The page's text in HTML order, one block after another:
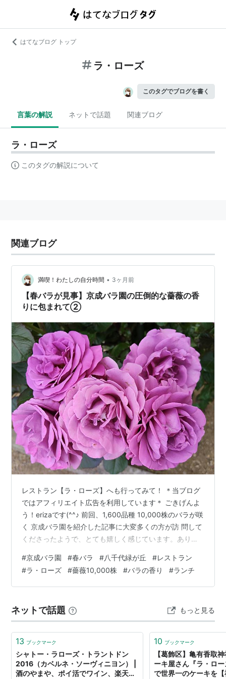
はてなブログ トップ
ラ・ローズ
このタグでブログを書く
言葉の解説 ネットで話題 関連ブログ
ラ・ローズ
このタグの解説について
関連ブログ
満喫！わたしの自分時間 • 3ヶ月前
【春バラが見事】京成バラ園の圧倒的な薔薇の香
りに包まれて②
レストラン【ラ・ローズ】へも行ってみて！ ＊当ブログ
ではアフィリエイト広告を利用しています＊ ごきげんよ
う！erizaです(^^♪ 前回、1,600品種 10,000株のバラが咲
く 京成バラ園を紹介した記事に大変多くの方が訪 問して
くださったようで、とても嬉しく感じています。ありが
かった、バラ園で食べたランチのご紹介です(*^^*) レス
トラン【ラ・ローズ】という名前が、もうぴったりです
ね。 ラ・ローズ レストラン ラ・ローズ - 京成バラ園 -
ださい ※季節により定休…
#京成バラ園 #春バラ #八千代緑が丘 #レストラン
#ラ・ローズ #薔薇10,000株 #バラの香り #ランチ
ネットで話題 もっと見る
13 ブックマーク
シャトー・ラローズ・トラントドン
2016（カベルネ・ソーヴィニヨン） |
酒のやまや、ポイ活でワイン、楽天市
10 ブックマーク
【葛飾区】亀有香取
ーキ屋さん『ラ・ロ
で世界一のケーキを